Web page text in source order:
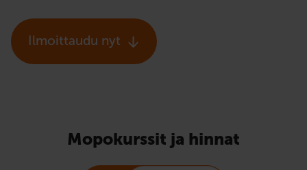
Ilmoittaudu nyt
Mopokurssit ja hinnat